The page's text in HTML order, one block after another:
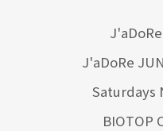
J'aDoRe
Saturdays
BIOTOP